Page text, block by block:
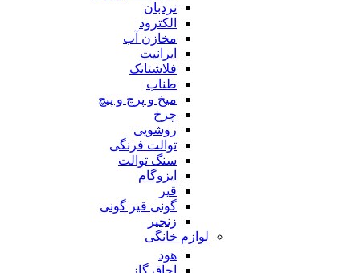
نردبان
الکترود
مخازن آب
ایرانیت
فلاشتانک
طناب
میخ و پرچ و پیچ
چرخ
روشویی
توالت فرنگی
سنگ توالت
ایزوگام
قیر
گونی قیر گونی
زنجیر
لوازم خانگی
هود
اجاق گاز